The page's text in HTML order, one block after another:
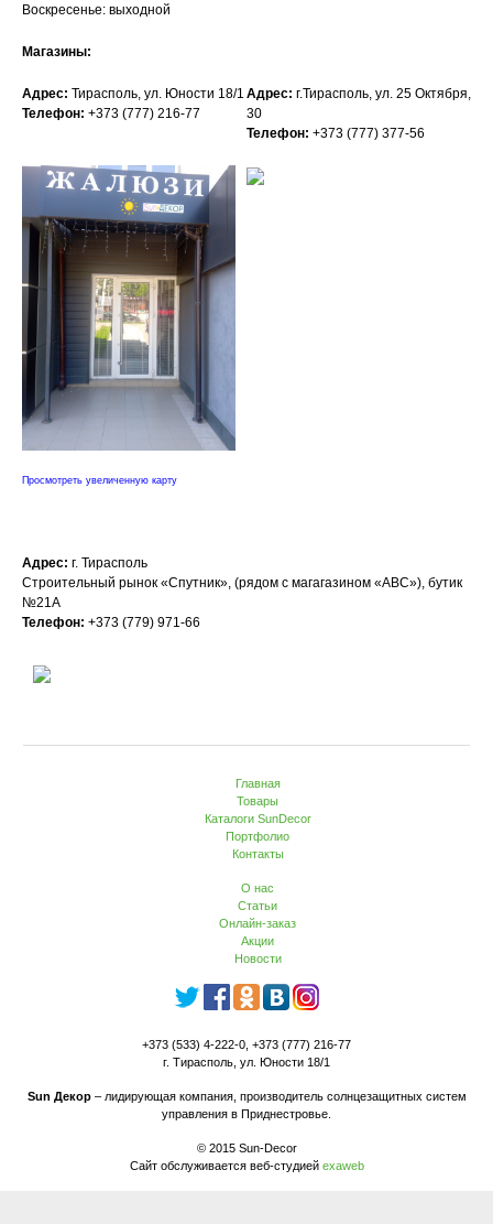
Воскресенье: выходной
Магазины:
Адрес: Тирасполь, ул. Юности 18/1
Телефон: +373 (777) 216-77
Адрес: г.Тирасполь, ул. 25 Октября,
30
Телефон: +373 (777) 377-56
Просмотреть увеличенную карту
Адрес: г. Тирасполь
Строительный рынок «Спутник», (рядом с магагазином «АВС»), бутик
№21А
Телефон: +373 (779) 971-66
Главная
Товары
Каталоги SunDecor
Портфолио
Контакты
О нас
Статьи
Онлайн-заказ
Акции
Новости
+373 (533) 4-222-0, +373 (777) 216-77
г. Тирасполь, ул. Юности 18/1
Sun Декор– лидирующая компания, производитель солнцезащитных систем
управления в Приднестровье.
© 2015 Sun-Decor
Сайт обслуживается веб-студией exaweb